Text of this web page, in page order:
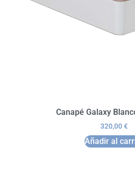
Canapé Galaxy
320,00€
Añadir al